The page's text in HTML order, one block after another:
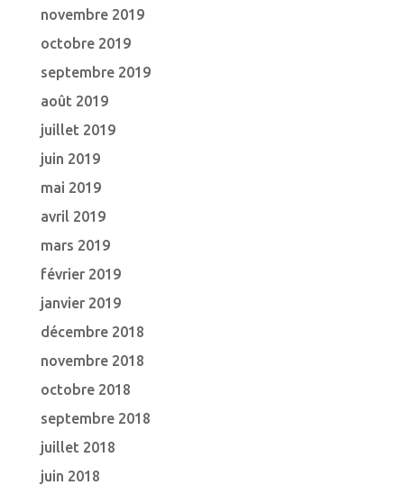
novembre 2019
octobre 2019
septembre 2019
août 2019
juillet 2019
juin 2019
mai 2019
avril 2019
mars 2019
février 2019
janvier 2019
décembre 2018
novembre 2018
octobre 2018
septembre 2018
juillet 2018
juin 2018